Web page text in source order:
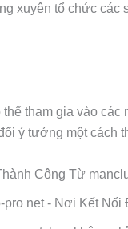
xuyên tổ chức các
thể tham gia vào
ý tưởng một cách
Công Từ